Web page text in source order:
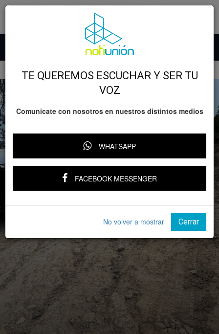
Lo nefasto
TE QUEREMOS ESCUCHAR Y SER TU
VOZ
Comunicate con nosotros en nuestros distintos medios
WHATSAPP
FACEBOOK MESSENGER
No volver a mostrar Cerrar